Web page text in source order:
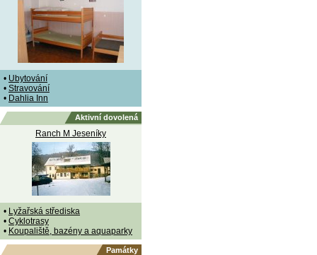
• Ubytování
• Stravování
• Dahlia Inn
Aktivní dovolená
Ranch M Jeseníky
• Lyžařská střediska
• Cyklotrasy
• Koupaliště, bazény a aquaparky
Památky